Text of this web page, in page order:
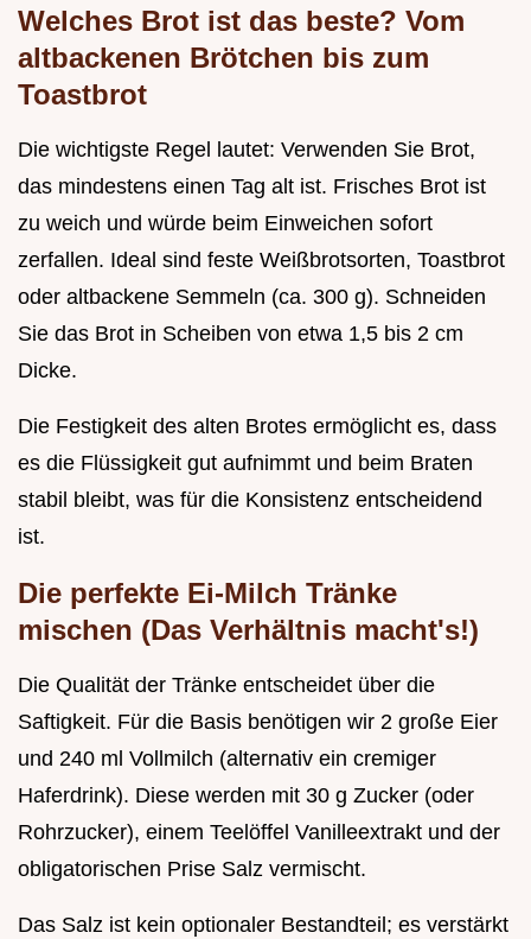
Welches Brot ist das beste? Vom
altbackenen Brötchen bis zum
Toastbrot
Die wichtigste Regel lautet: Verwenden Sie Brot,
das mindestens einen Tag alt ist. Frisches Brot ist
zu weich und würde beim Einweichen sofort
zerfallen. Ideal sind feste Weißbrotsorten, Toastbrot
oder altbackene Semmeln (ca. 300 g). Schneiden
Sie das Brot in Scheiben von etwa 1,5 bis 2 cm
Dicke.
Die Festigkeit des alten Brotes ermöglicht es, dass
es die Flüssigkeit gut aufnimmt und beim Braten
stabil bleibt, was für die Konsistenz entscheidend
ist.
Die perfekte Ei-Milch Tränke
mischen (Das Verhältnis macht's!)
Die Qualität der Tränke entscheidet über die
Saftigkeit. Für die Basis benötigen wir 2 große Eier
und 240 ml Vollmilch (alternativ ein cremiger
Haferdrink). Diese werden mit 30 g Zucker (oder
Rohrzucker), einem Teelöffel Vanilleextrakt und der
obligatorischen Prise Salz vermischt.
Das Salz ist kein optionaler Bestandteil; es verstärkt